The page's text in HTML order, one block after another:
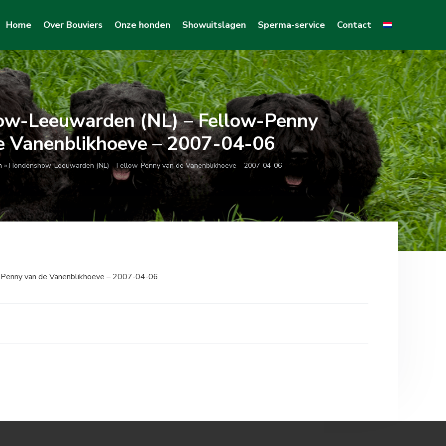
Home Over Bouviers Onze honden Showuitslagen Sperma-service Contact
Leeuwarden (NL) – Fellow-Penny
Vanenblikhoeve – 2007-04-06
»Hondenshow-Leeuwarden (NL) – Fellow-Penny van de Vanenblikhoeve – 2007-04-06
van de Vanenblikhoeve – 2007-04-06